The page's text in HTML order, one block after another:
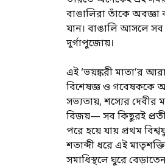
বাঙালিরা তাঁকে
যান। বাঙালি আসলে
দুর্গাপুজোয়।
এই ‘ভয়ঙ্করী মাতা’র
বিশেষজ্ঞ ও গবেষককে
সভ্যতায়, শস্যের দেবীর
বিজয়— সব কিছুরই
পরে হয়ে যায় প্রথম
শতাব্দী ধরে এই
সমাধিস্থলে ঘুরে